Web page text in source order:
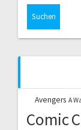
Avengers A
Comic